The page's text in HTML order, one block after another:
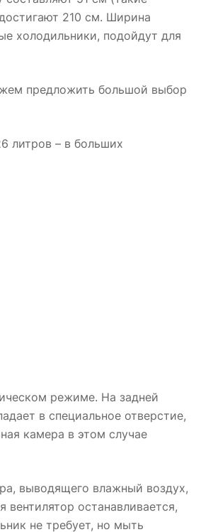
210 см. Ширина
холодильники, подойдут для
предложить большой выбор
литров – в больших
режиме. На задней
в специальное отверстие,
камера в этом случае
выводящего влажный воздух,
останавливается,
не требует, но мыть